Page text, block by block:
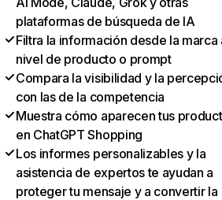
plataformas de búsqueda de IA
Filtra la información desde la marca
nivel de producto o prompt
Compara la visibilidad y la
con las de la competencia
Muestra cómo aparecen tus
en ChatGPT Shopping
Los informes personalizables y la
asistencia de expertos te ayudan a
proteger tu mensaje y a convertir la